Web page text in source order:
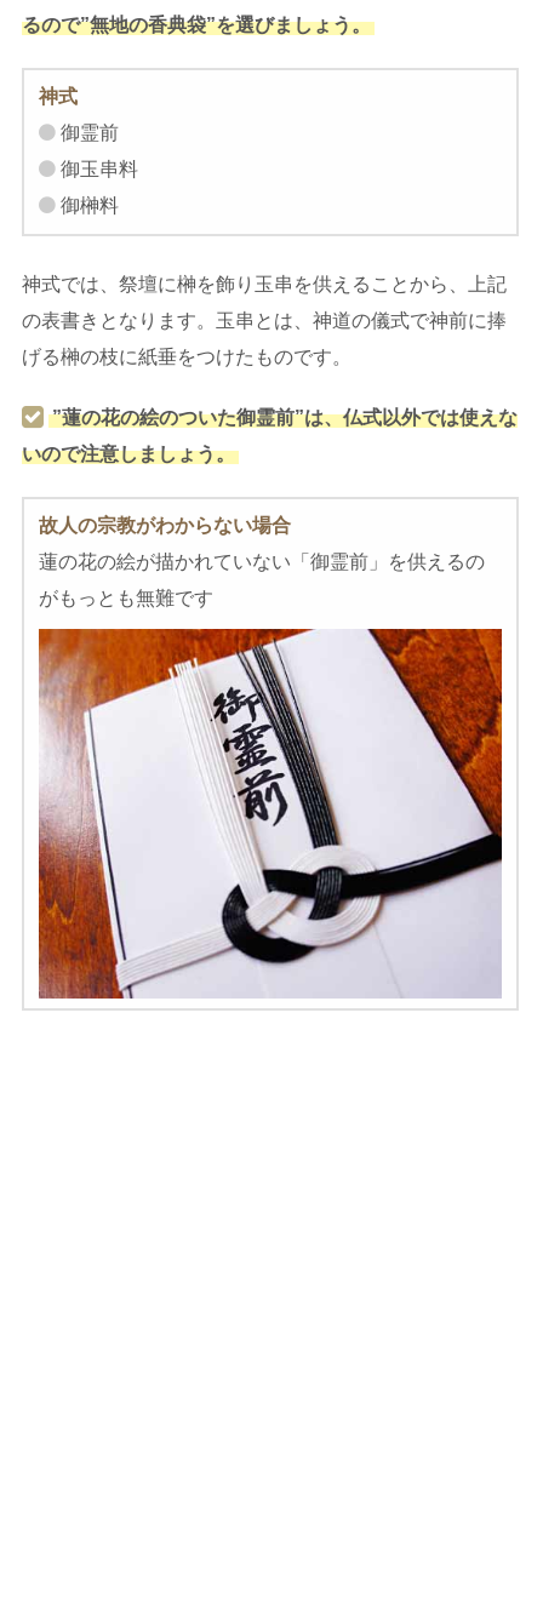
るので”無地の香典袋”を選びましょう。
神式
御霊前
御玉串料
御榊料
神式では、祭壇に榊を飾り玉串を供えることから、上記
の表書きとなります。玉串とは、神道の儀式で神前に捧
げる榊の枝に紙垂をつけたものです。
”蓮の花の絵のついた御霊前”は、仏式以外では使えな
いので注意しましょう。
故人の宗教がわからない場合
蓮の花の絵が描かれていない「御霊前」を供えるの
がもっとも無難です